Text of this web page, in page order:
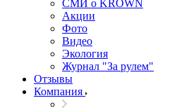
СМИ о KROWN
Акции
Фото
Видео
Экология
Журнал "За рулем"
Отзывы
Компания